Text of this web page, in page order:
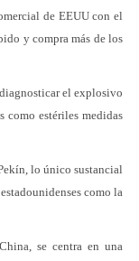
de EEUU con el
y compra más de los
el explosivo
como estériles medidas
lo único sustancial
como la
se centra en una